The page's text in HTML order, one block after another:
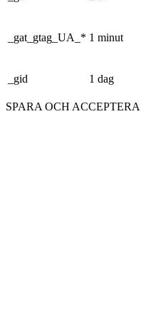
_gat_gtag_UA_* 1 minut
_gid 1 dag
SPARA OCH ACCEPTERA